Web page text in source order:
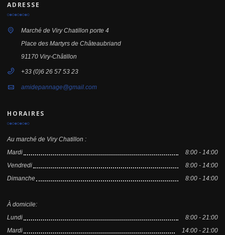
ADRESSE
Marché de Viry Chatillon porte 4
Place des Martyrs de Châteaubriand
91170 Viry-Châtillon
+33 (0)6 26 57 53 23
amidepannage@gmail.com
HORAIRES
Au marché de Viry Chatillon :
Mardi
8:00 - 14:00
Vendredi
8:00 - 14:00
Dimanche
8:00 - 14:00
À domicile:
Lundi
8:00 - 21:00
Mardi
14:00 - 21:00